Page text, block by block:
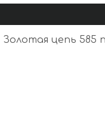
Золотая цепь 585